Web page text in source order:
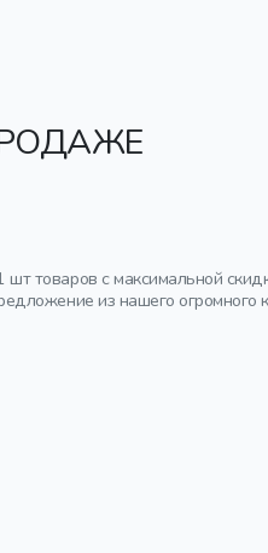
товаров с максимальной
из нашего огромного